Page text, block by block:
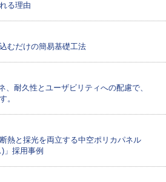
る理由
むだけの簡易基礎工法
、耐久性とユーザビリティへの配慮で、
。
熱と採光を両立する中空ポリカパネル
」採用事例